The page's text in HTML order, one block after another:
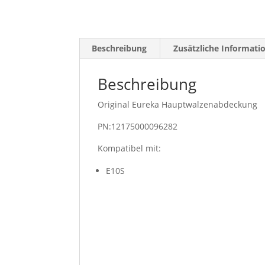
Beschreibung Zusätzliche
Beschreibung
Original Eureka Hauptwalzenabdeckung
PN:12175000096282
Kompatibel mit:
E10S